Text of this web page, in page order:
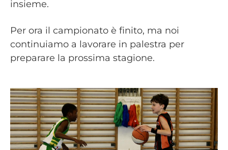
insieme.
Per ora il campionato è finito, ma noi
continuiamo a lavorare in palestra per
preparare la prossima stagione.